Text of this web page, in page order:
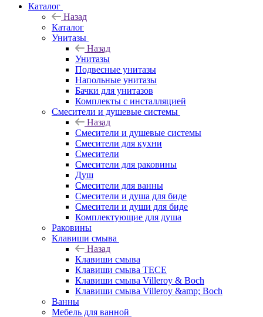
Каталог
Назад
Каталог
Унитазы
Назад
Унитазы
Подвесные унитазы
Напольные унитазы
Бачки для унитазов
Комплекты с инсталляцией
Смесители и душевые системы
Назад
Смесители и душевые системы
Смесители для кухни
Смесители
Смесители для раковины
Душ
Смесители для ванны
Смесители и душа для биде
Смесители и души для биде
Комплектующие для душа
Раковины
Клавиши смыва
Назад
Клавиши смыва
Клавиши смыва TECE
Клавиши смыва Villeroy & Boch
Клавиши смыва Villeroy &amp; Boch
Ванны
Мебель для ванной